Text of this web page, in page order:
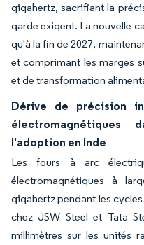
gigahertz, sacrifiant la
garde exigent. La nouvelle
qu'à la fin de 2027,
et comprimant les marges
et de transformation
Dérive de précision
l'adoption en Inde
Les fours à arc
électromagnétiques à
gigahertz pendant les
chez JSW Steel et Tata
millimètres sur les unités